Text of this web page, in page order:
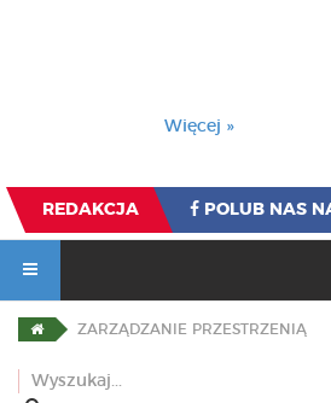
Więcej »
REDAKCJA POLUB NAS
ZARZĄDZANIE PRZESTRZENIĄ